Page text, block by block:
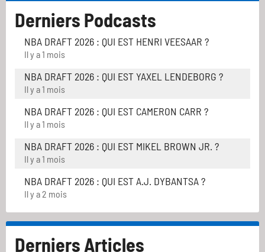
Derniers Podcasts
NBA DRAFT 2026 : QUI EST HENRI VEESAAR ?
Il y a 1 mois
NBA DRAFT 2026 : QUI EST YAXEL LENDEBORG ?
Il y a 1 mois
NBA DRAFT 2026 : QUI EST CAMERON CARR ?
Il y a 1 mois
NBA DRAFT 2026 : QUI EST MIKEL BROWN JR. ?
Il y a 1 mois
NBA DRAFT 2026 : QUI EST A.J. DYBANTSA ?
Il y a 2 mois
Derniers Articles